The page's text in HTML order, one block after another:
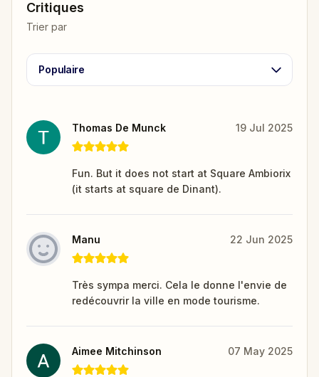
Critiques
Trier par
Populaire
Thomas De Munck 19 Jul 2025
Fun. But it does not start at Square Ambiorix
(it starts at square de Dinant).
Manu 22 Jun 2025
Très sympa merci. Cela le donne l'envie de
redécouvrir la ville en mode tourisme.
Aimee Mitchinson 07 May 2025